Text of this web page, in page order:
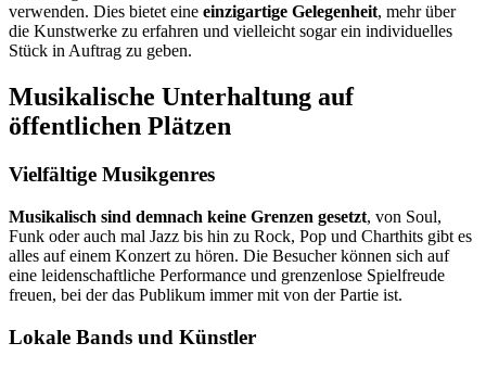
verwenden. Dies bietet eine einzigartige Gelegenheit, mehr über
die Kunstwerke zu erfahren und vielleicht sogar ein individuelles
Stück in Auftrag zu geben.
Musikalische Unterhaltung auf
öffentlichen Plätzen
Vielfältige Musikgenres
Musikalisch sind demnach keine Grenzen gesetzt, von Soul,
Funk oder auch mal Jazz bis hin zu Rock, Pop und Charthits gibt es
alles auf einem Konzert zu hören. Die Besucher können sich auf
eine leidenschaftliche Performance und grenzenlose Spielfreude
freuen, bei der das Publikum immer mit von der Partie ist.
Lokale Bands und Künstler